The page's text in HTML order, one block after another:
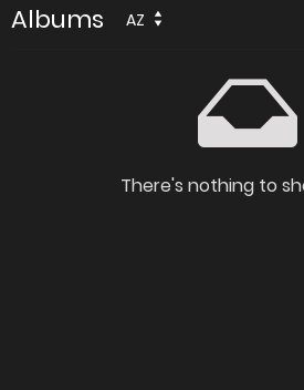
Albums AZ
There's nothing to